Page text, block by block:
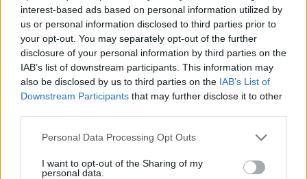
interest-based ads based on personal information utilized by
us or personal information disclosed to third parties prior to
your opt-out. You may separately opt-out of the further
disclosure of your personal information by third parties on the
IAB’s list of downstream participants. This information may
also be disclosed by us to third parties on the IAB’s List of
Downstream Participants that may further disclose it to other
Personal Data Processing Opt Outs
I want to opt-out of the Sharing of my
personal data.